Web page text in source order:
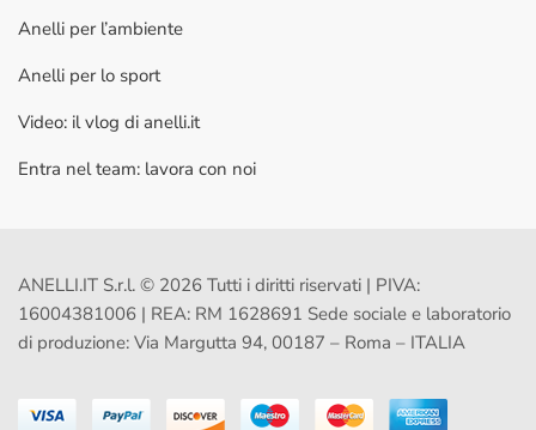
Anelli per l’ambiente
Anelli per lo sport
Video: il vlog di anelli.it
Entra nel team: lavora con noi
ANELLI.IT S.r.l. © 2026 Tutti i diritti riservati | PIVA:
16004381006 | REA: RM 1628691 Sede sociale e laboratorio
di produzione: Via Margutta 94, 00187 – Roma – ITALIA